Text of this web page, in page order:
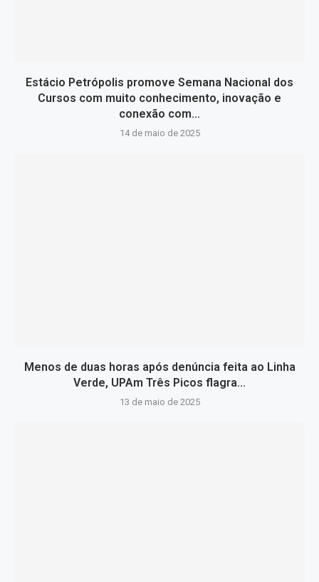
Estácio Petrópolis promove Semana Nacional dos
Cursos com muito conhecimento, inovação e
conexão com...
14 de maio de 2025
Menos de duas horas após denúncia feita ao Linha
Verde, UPAm Três Picos flagra...
13 de maio de 2025